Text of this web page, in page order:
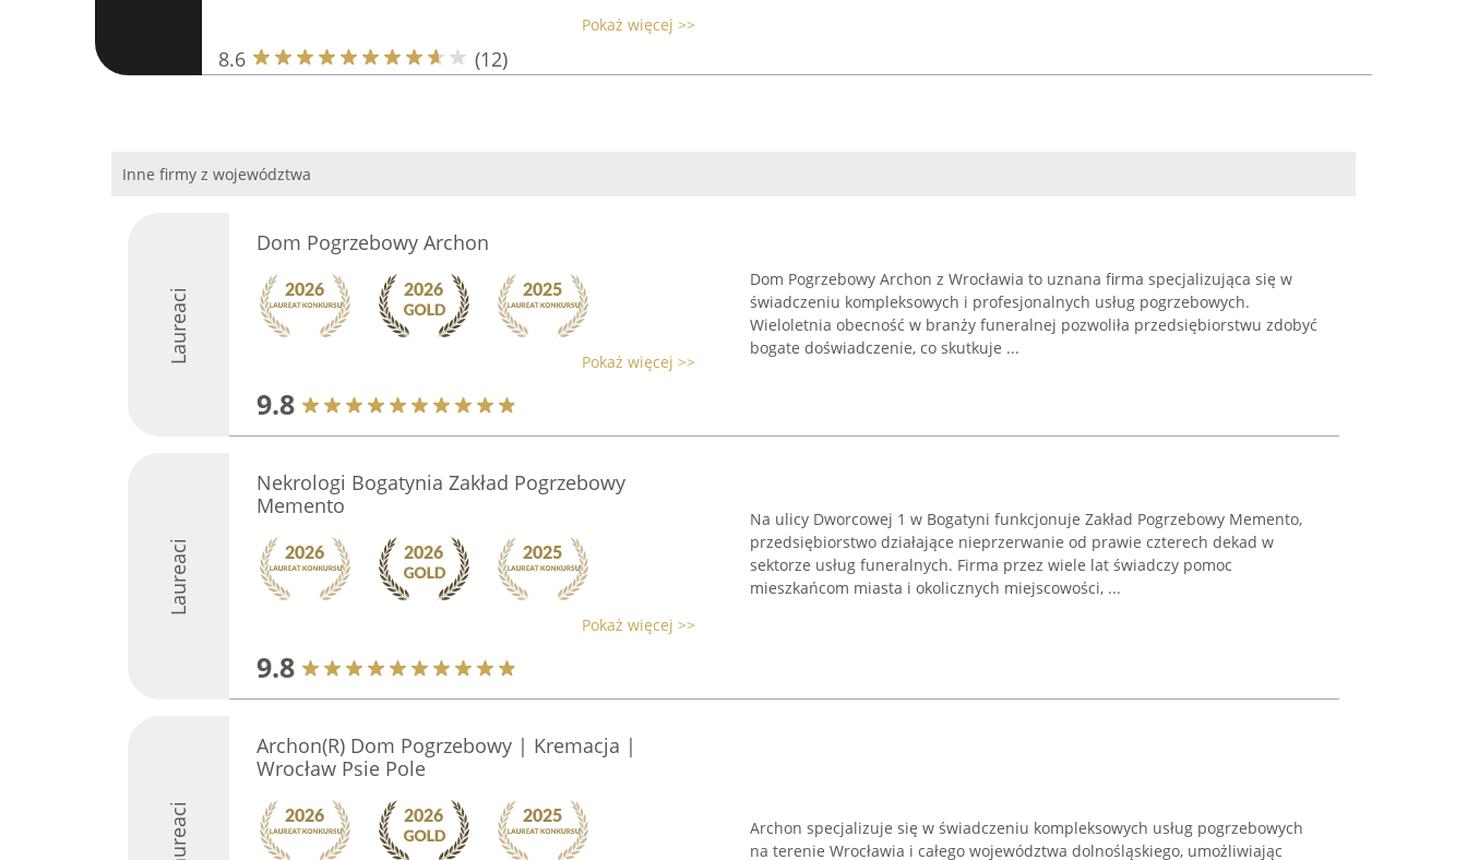
Pokaż więcej >>
8.6 (12)
Inne firmy z województwa
Laureaci
Dom Pogrzebowy Archon
Pokaż więcej >>
9.8
Dom Pogrzebowy Archon z Wrocławia to uznana firma specjalizująca się w
świadczeniu kompleksowych i profesjonalnych usług pogrzebowych.
Wieloletnia obecność w branży funeralnej pozwoliła przedsiębiorstwu zdobyć
bogate doświadczenie, co skutkuje ...
Laureaci
Nekrologi Bogatynia Zakład Pogrzebowy
Memento
Pokaż więcej >>
9.8
Na ulicy Dworcowej 1 w Bogatyni funkcjonuje Zakład Pogrzebowy Memento,
przedsiębiorstwo działające nieprzerwanie od prawie czterech dekad w
sektorze usług funeralnych. Firma przez wiele lat świadczy pomoc
mieszkańcom miasta i okolicznych miejscowości, ...
Laureaci
Archon(R) Dom Pogrzebowy | Kremacja |
Wrocław Psie Pole
Archon specjalizuje się w świadczeniu kompleksowych usług pogrzebowych
na terenie Wrocławia i całego województwa dolnośląskiego, umożliwiając